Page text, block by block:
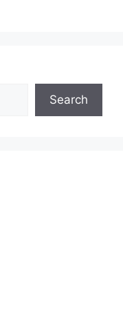
Search